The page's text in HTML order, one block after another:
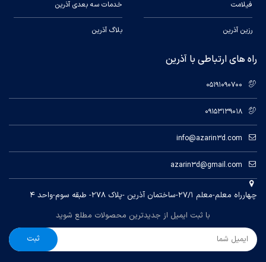
فیلامت
رزین آذرین
خدمات سه بعدی آذرین
بلاگ آذرین
راه های ارتباطی با آذرین
05191090700
09153139018
info@azarin3d.com
azarin3d@gmail.com
چهارراه معلم-معلم ۲۷/۱-ساختمان آذرین -پلاک ۲۷۸- طبقه سوم-واحد ۴
با ثبت ایمیل از جدیدترین محصولات مطلع شوید
ثبت